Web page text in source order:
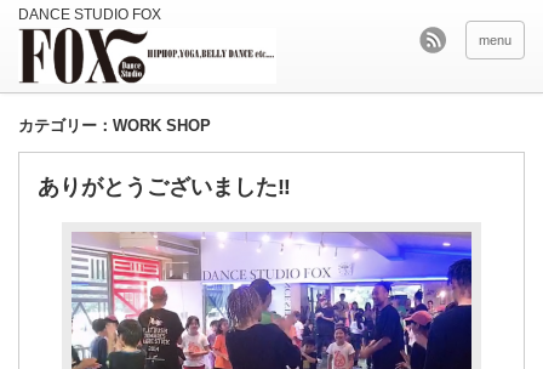
menu
カテゴリー：WORK SHOP
ありがとうございました‼︎